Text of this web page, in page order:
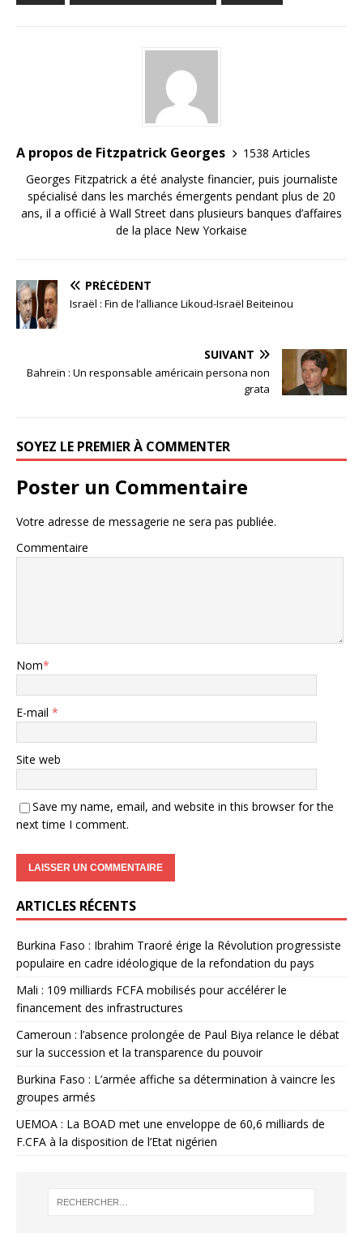
A propos de Fitzpatrick Georges
1538 Articles
Georges Fitzpatrick a été analyste financier, puis journaliste
spécialisé dans les marchés émergents pendant plus de 20
ans, il a officié à Wall Street dans plusieurs banques d’affaires
de la place New Yorkaise
PRÉCÉDENT
Israël : Fin de l’alliance Likoud-Israël Beiteinou
SUIVANT
Bahreïn : Un responsable américain persona non
grata
SOYEZ LE PREMIER À COMMENTER
Poster un Commentaire
Votre adresse de messagerie ne sera pas publiée.
Commentaire
Nom*
E-mail *
Site web
Save my name, email, and website in this browser for the
next time I comment.
ARTICLES RÉCENTS
Burkina Faso : Ibrahim Traoré érige la Révolution progressiste
populaire en cadre idéologique de la refondation du pays
Mali : 109 milliards FCFA mobilisés pour accélérer le
financement des infrastructures
Cameroun : l’absence prolongée de Paul Biya relance le débat
sur la succession et la transparence du pouvoir
Burkina Faso : L’armée affiche sa détermination à vaincre les
groupes armés
UEMOA : La BOAD met une enveloppe de 60,6 milliards de
F.CFA à la disposition de l’Etat nigérien